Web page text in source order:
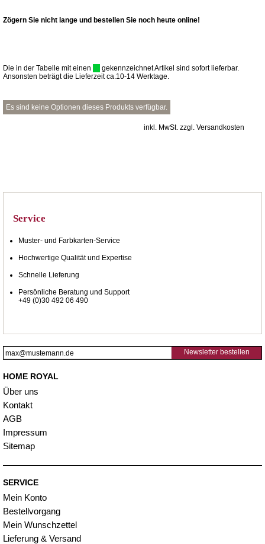
Zögern Sie nicht lange und bestellen Sie noch heute online!
Die in der Tabelle mit einen
gekennzeichnet Artikel sind sofort lieferbar.
Ansonsten beträgt die Lieferzeit ca.10-14 Werktage.
Es sind keine Optionen dieses Produkts verfügbar.
inkl. MwSt. zzgl. Versandkosten
Service
Muster- und Farbkarten-Service
Hochwertige Qualität und Expertise
Schnelle Lieferung
Persönliche Beratung und Support
+49 (0)30 492 06 490
Newsletter bestellen
HOME ROYAL
Über uns
Kontakt
AGB
Impressum
Sitemap
SERVICE
Mein Konto
Bestellvorgang
Mein Wunschzettel
Lieferung & Versand